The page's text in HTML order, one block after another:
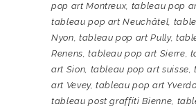
pop art Montreux, tableau pop
tableau pop art Neuchâtel,
Nyon, tableau pop art Pully,
Renens,tableau pop art Sierre,
art Sion, tableau pop art suisse,
art Vevey,tableau pop art
tableau post graffiti Bienne,